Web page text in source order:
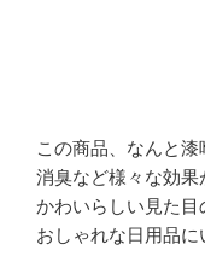
この商品、なんと
消臭など様々な効果
かわいらしい見た
おしゃれな日用品に